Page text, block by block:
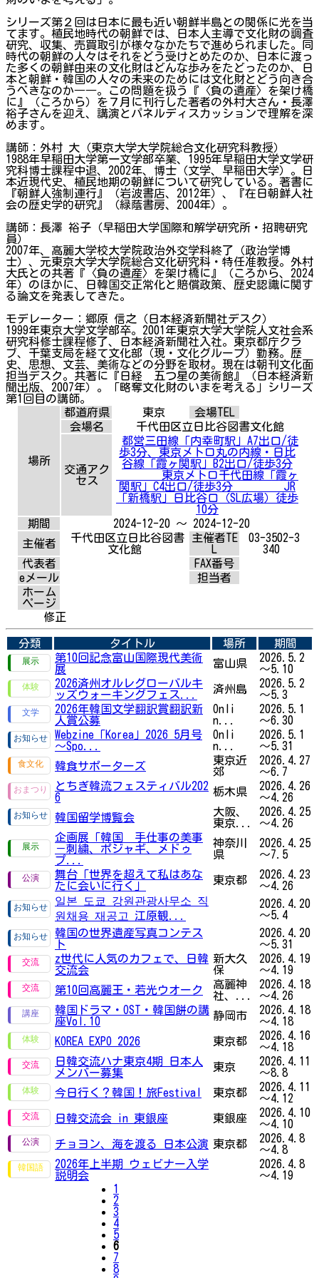
シリーズ第２回は日本に最も近い朝鮮半島との関係に光を当
てます。植民地時代の朝鮮では、日本人主導で文化財の調査
研究、収集、売買取引が様々なかたちで進められました。同
時代の朝鮮の人々はそれをどう受けとめたのか、日本に渡っ
た多くの朝鮮由来の文化財はどんな歩みをたどったのか、日
本と朝鮮・韓国の人々の未来のためには文化財とどう向き合
うべきなのか――。この問題を扱う『〈負の遺産〉を架け橋
に』（ころから）を７月に刊行した著者の外村大さん・長澤
裕子さんを迎え、講演とパネルディスカッションで理解を深
めます。
講師：外村 大（東京大学大学院総合文化研究科教授）
1988年早稲田大学第一文学部卒業、1995年早稲田大学文学研
究科博士課程中退、2002年、博士（文学、早稲田大学）。日
本近現代史、植民地期の朝鮮について研究している。著書に
『朝鮮人強制連行』（岩波書店、2012年）、『在日朝鮮人社
会の歴史学的研究』（緑蔭書房、2004年）。
講師：長澤 裕子（早稲田大学国際和解学研究所・招聘研究
員）
2007年、高麗大学校大学院政治外交学科終了（政治学博
士）、元東京大学大学院総合文化研究科・特任准教授。外村
大氏との共著『〈負の遺産〉を架け橋に』（ころから、2024
年）のほかに、日韓国交正常化と賠償政策、歴史認識に関す
る論文を発表してきた。
モデレーター：郷原 信之（日本経済新聞社デスク）
1999年東京大学文学部卒。2001年東京大学大学院人文社会系
研究科修士課程修了、日本経済新聞社入社。東京都庁クラ
ブ、千葉支局を経て文化部（現・文化グループ）勤務。歴
史、思想、文芸、美術などの分野を取材。現在は朝刊文化面
担当デスク。共著に『日経 五つ星の美術館』（日本経済新
聞出版、2007年）。「略奪文化財のいまを考える」シリーズ
第1回目の講師。
場所
都道府県 東京
会場TEL
会場名
千代田区立日比谷図書文化館
交通アク
セス
都営三田線「内幸町駅」A7出口/徒
歩3分、東京メトロ丸の内線・日比
谷線「霞ヶ関駅」B2出口/徒歩3分
東京メトロ千代田線「霞ヶ
関駅」C4出口/徒歩3分 JR
「新橋駅」日比谷口（SL広場）徒歩
10分
期間
2024-12-20 ～ 2024-12-20
主催者
千代田区立日比谷図書
文化館
主催者TE
03-3502-3
340
代表者
FAX番号
eメール
担当者
ホーム
ページ
修正
分類 タイトル 場所
期間
第10回記念富山国際現代美術
展
富山県
2026.5.2
～5.10
2026済州オルレグローバルキ
ッズウォーキングフェス...
済州島
2026.5.2
～5.3
2026年韓国文学翻訳賞翻訳新
人賞公募
Onli
n...
2026.5.1
～6.30
Webzine「Korea」2026 5月号
～Spo...
Onli
n...
2026.5.1
～5.31
韓食サポーターズ
東京近
郊
2026.4.27
～6.7
とちぎ韓流フェスティバル202
6
栃木県
2026.4.26
～4.26
韓国留学博覧会
大阪、
東京...
2026.4.25
～4.26
企画展「韓国 手仕事の美事
－刺繍、ポジャギ、メドゥ
プ...
神奈川
県
2026.4.25
～7.5
舞台「世界を超えて私はあな
たに会いに行く」
東京都
2026.4.23
～4.26
일본 도쿄 강원관광사무소 직
원채용 재공고 江原観...
2026.4.20
～5.4
韓国の世界遺産写真コンテス
ト
2026.4.20
～5.31
z世代に人気のカフェで、日韓
交流会
新大久
保
2026.4.19
～4.19
第10回高麗王・若光ウオーク
高麗神
社、...
2026.4.18
～4.26
韓国ドラマ・OST・韓国餅の講
座Vol.10
静岡市
2026.4.18
～4.18
KOREA EXPO 2026
東京都
2026.4.16
～4.18
日韓交流ハナ東京4期 日本人
メンバー募集
東京
2026.4.11
～8.8
今日行く？韓国！旅Festival
東京都
2026.4.11
～4.12
日韓交流会 in 東銀座
東銀座
2026.4.10
～4.10
チョヨン、海を渡る 日本公演 東京都
2026.4.8
～4.8
2026年上半期 ウェビナー入学
説明会
2026.4.8
～4.19
1
2
3
4
5
6
7
8